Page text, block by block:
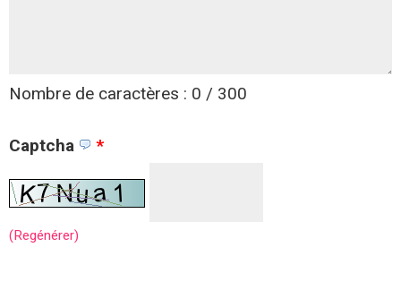
Nombre de caractères : 0 / 300
Captcha *
(Regénérer)